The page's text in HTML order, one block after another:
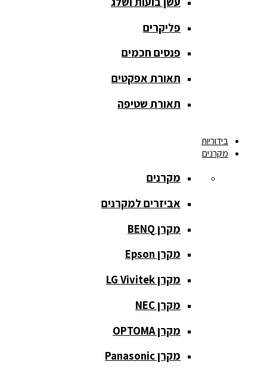
אחורית
מסך הקרנה
חצובה
מסך הקרנה
קבוע
מסך מסגרת
נייד
כלי נגינה
גיטרות
פליקרים
פנסים חכמים
תאורת אפקטים
תאורת שטיפה
בידוריות
מקרנים
מקרנים
אביזרים למקרנים
מקרן BENQ
מקרן Epson
מקרן LG Vivitek
מקרן NEC
מקרן OPTOMA
מקרן Panasonic